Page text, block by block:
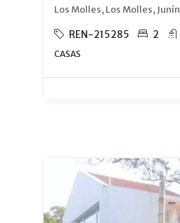
Los Molles, Los Molles, Junín
REN-215285 2
CASAS